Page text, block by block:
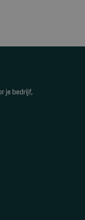
je bedrijf,